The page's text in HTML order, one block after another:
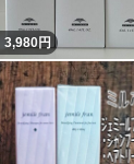
3,980円